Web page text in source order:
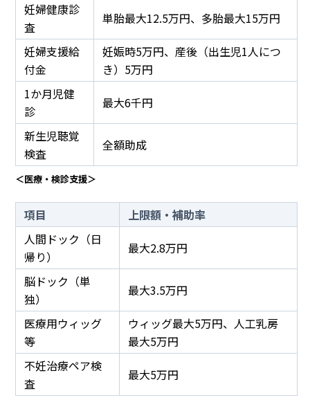
妊婦健康診
査
単胎最大12.5万円、多胎最大15万円
妊婦支援給
付金
妊娠時5万円、産後（出生児1人につ
き）5万円
1か月児健
診
最大6千円
新生児聴覚
検査
全額助成
＜医療・検診支援＞
項目
上限額・補助率
人間ドック（日
帰り）
最大2.8万円
脳ドック（単
独）
最大3.5万円
医療用ウィッグ
等
ウィッグ最大5万円、人工乳房
最大5万円
不妊治療ペア検
査
最大5万円